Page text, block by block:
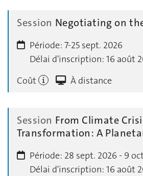
Session Negotiating on
Période: 7-25 sept. 2026
Délai d'inscription: 16 août
Coût
À distance
Session From Climate
Transformation: A
Période: 28 sept. 2026 - 9
Délai d'inscription: 16 août